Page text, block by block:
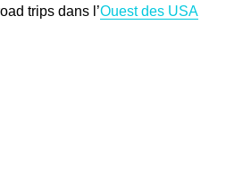
trips dans l’Ouest des USA